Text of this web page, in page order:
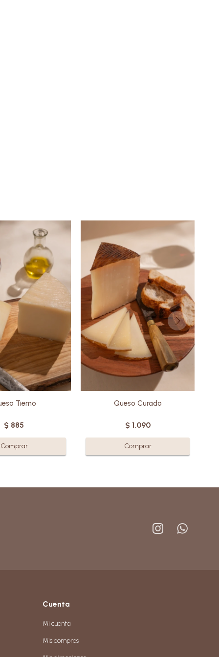
leche de oveja
calidad, es ideal
prefieren
intensos y más
con un carácter
distintivo.
durante un mes,
por su textura
su sabor fresco.
Sin gluten
Tierno
$ 885
Elaborado con leche de oveja
de la más alta calidad , es el
favorito de muchos dentro de
la deliciosa familia de quesos
de oveja.
Estacionado durante cinco
meses, destaca por su sabor
medio-intenso, textura firme y
ligeros cristales.
Sin gluten
Queso Curado
$ 1.090
 
Cuenta
Mi cuenta
Mis compras